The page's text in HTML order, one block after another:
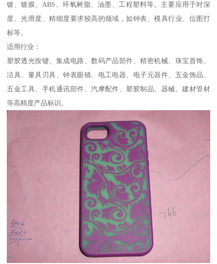
镀、镀膜、ABS、环氧树脂、油墨、工程塑料等。主要应用于对深
度、光滑度、精细度要求较高的领域，如钟表、模具行业、位图打
标等。
适用行业：
塑胶透光按键、集成电路、数码产品部件、精密机械、珠宝首饰、
洁具、量具刃具、钟表眼镜、电工电器、电子元器件、五金饰品、
五金工具、手机通讯部件、汽摩配件、塑胶制品、器械、建材管材
等高精度产品标识。